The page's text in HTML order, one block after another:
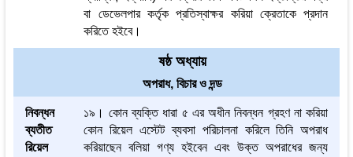
বা ডেভেলপার কর্তৃক প্রতিস্বাক্ষর করিয়া ক্রেতাকে প্রদান
করিতে হইবে।
ষষ্ঠ অধ্যায়
অপরাধ, বিচার ও দন্ড
নিবন্ধন
ব্যতীত
রিয়েল
১৯। কোন ব্যক্তি ধারা ৫ এর অধীন নিবন্ধন গ্রহণ না করিয়া
কোন রিয়েল এস্টেট ব্যবসা পরিচালনা করিলে তিনি অপরাধ
করিয়াছেন বলিয়া গণ্য হইবেন এবং উক্ত অপরাধের জন্য